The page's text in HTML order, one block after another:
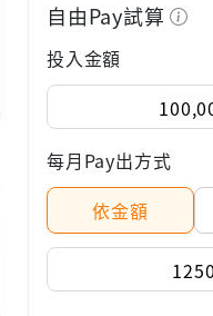
自由Pay試算
投入金額
每月Pay出方式
依金額